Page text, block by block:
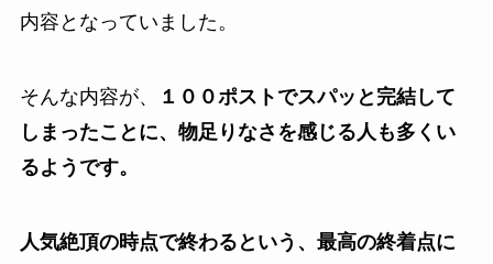
内容となっていました。
そんな内容が、
１００ポストでスパッと完結して
しまったことに、物足りなさを感じる人も多くい
るようです。
人気絶頂の時点で終わるという、最高の終着点に